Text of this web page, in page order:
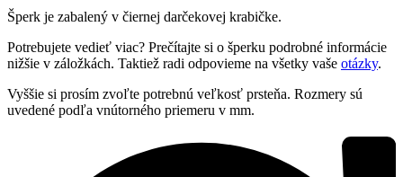
Šperk je zabalený v čiernej darčekovej krabičke.
Potrebujete vedieť viac? Prečítajte si o šperku podrobné informácie
nižšie v záložkách. Taktiež radi odpovieme na všetky vaše otázky.
Vyššie si prosím zvoľte potrebnú veľkosť prsteňa. Rozmery sú
uvedené podľa vnútorného priemeru v mm.